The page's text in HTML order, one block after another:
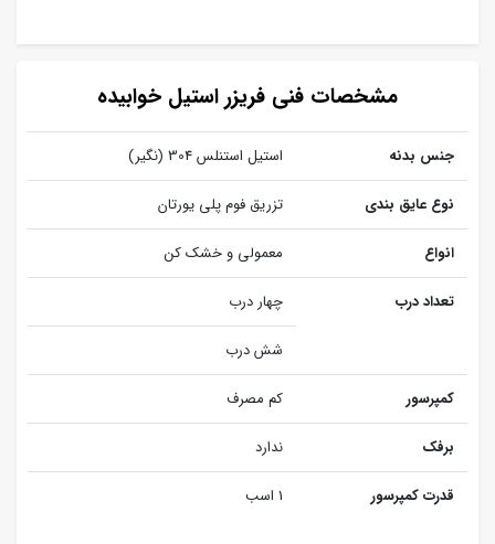
مشخصات فنی فریزر استیل خوابیده
جنس بدنه استیل استنلس 304 (نگیر)
نوع عایق بندی تزریق فوم پلی یورتان
انواع معمولی و خشک کن
تعداد درب چهار درب
شش درب
کمپرسور کم مصرف
برفک ندارد
قدرت کمپرسور 1 اسب